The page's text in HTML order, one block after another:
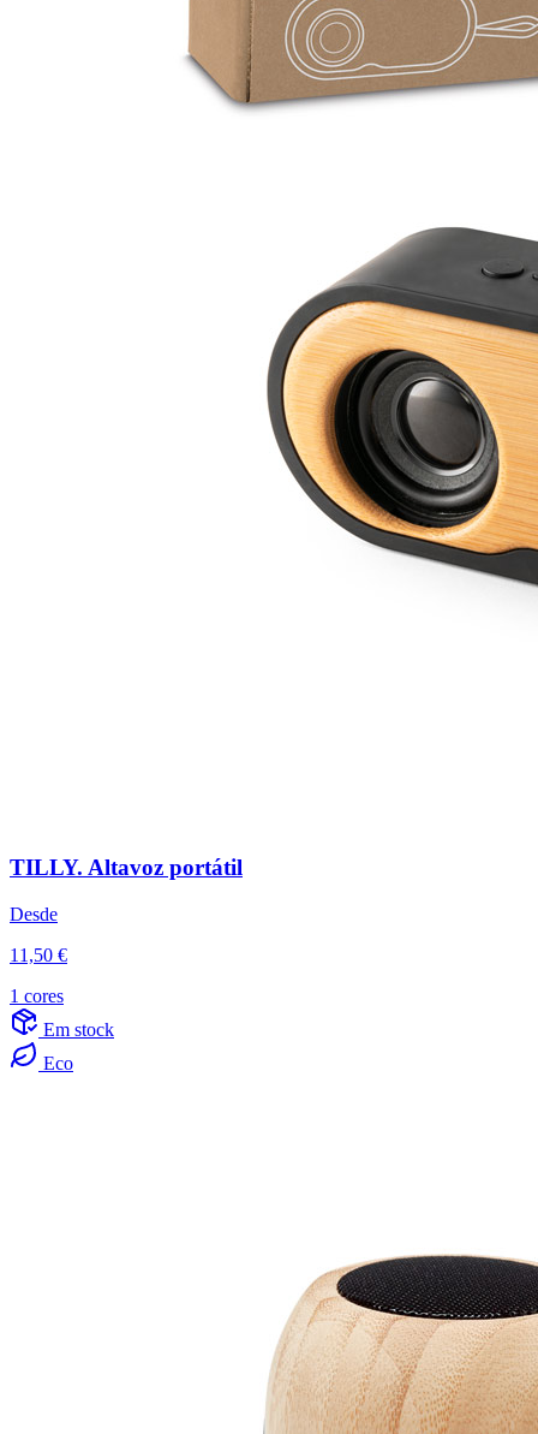
TILLY. Altavoz portátil
Desde
11,50 €
1 cores
Em stock
Eco